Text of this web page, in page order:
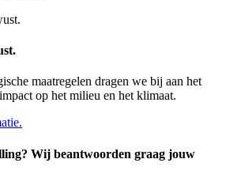
maatregelen dragen we bij aan het
op het milieu en het klimaat.
Wij beantwoorden graag jouw